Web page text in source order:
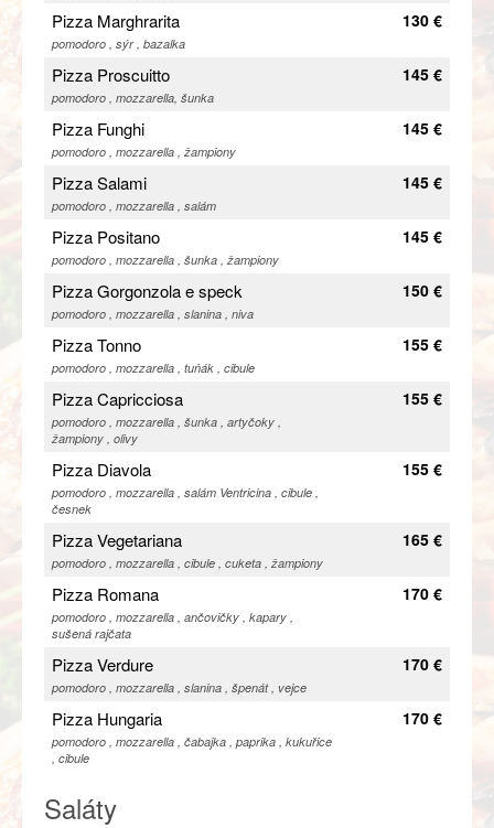
Pizza Marghrarita
pomodoro , sýr , bazalka
130 €
Pizza Proscuitto
pomodoro , mozzarella, šunka
145 €
Pizza Funghi
pomodoro , mozzarella , žampiony
145 €
Pizza Salami
pomodoro , mozzarella , salám
145 €
Pizza Positano
pomodoro , mozzarella , šunka , žampiony
145 €
Pizza Gorgonzola e speck
pomodoro , mozzarella , slanina , niva
150 €
Pizza Tonno
pomodoro , mozzarella , tuňák , cibule
155 €
Pizza Capricciosa
pomodoro , mozzarella , šunka , artyčoky ,
žampiony , olivy
155 €
Pizza Diavola
pomodoro , mozzarella , salám Ventricina , cibule ,
česnek
155 €
Pizza Vegetariana
pomodoro , mozzarella , cibule , cuketa , žampiony
165 €
Pizza Romana
pomodoro , mozzarella , ančovičky , kapary ,
sušená rajčata
170 €
Pizza Verdure
pomodoro , mozzarella , slanina , špenát , vejce
170 €
Pizza Hungaria
pomodoro , mozzarella , čabajka , paprika , kukuřice
, cibule
170 €
Saláty